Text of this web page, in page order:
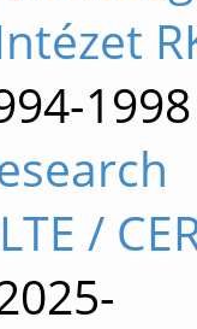
1998
/